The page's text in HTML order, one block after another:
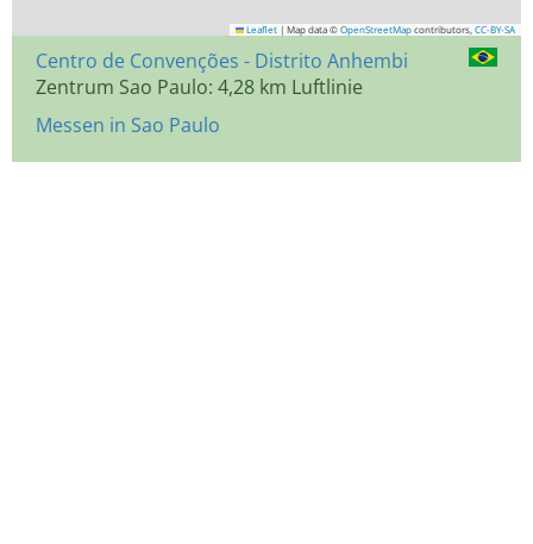
Leaflet | Map data © OpenStreetMap contributors, CC-BY-SA
Centro de Convenções - Distrito Anhembi
Zentrum Sao Paulo: 4,28 km Luftlinie
Messen in Sao Paulo